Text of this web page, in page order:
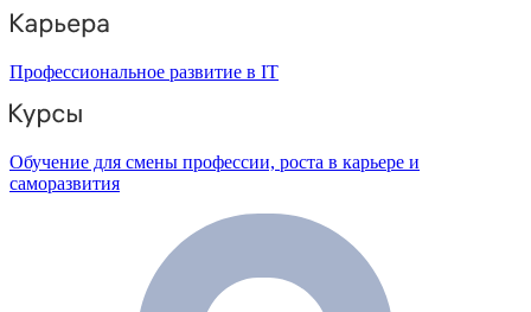
Профессиональное развитие в IT
Обучение для смены профессии, роста в карьере и
саморазвития